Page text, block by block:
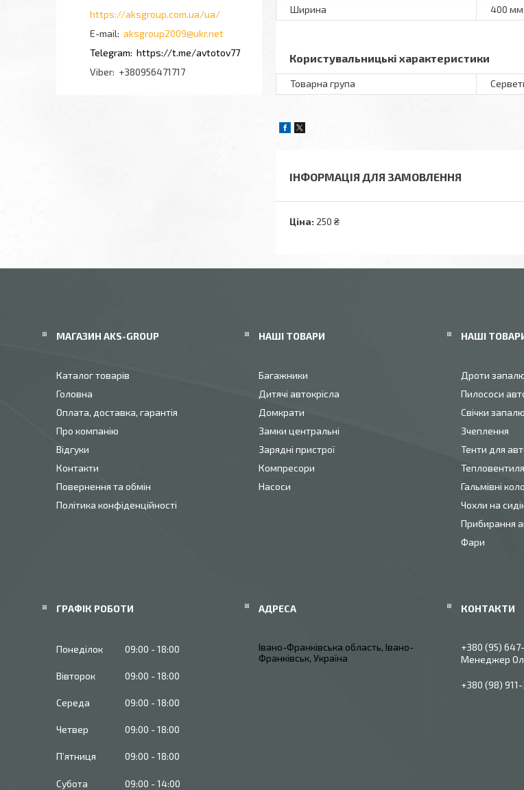
Ширина
400 мм
Користувальницькі характеристики
Товарна група
ІНФОРМАЦІЯ ДЛЯ ЗАМОВЛЕННЯ
Ціна: 250 ₴
https://aksgroup.com.ua/ua/
aksgroup2009@ukr.net
https://t.me/avtotov77
+380956471717
МАГАЗИН AKS-GROUP
Каталог товарів
Головна
Оплата, доставка, гарантія
Про компанію
Відгуки
Контакти
Повернення та обмін
Політика конфіденційності
НАШІ ТОВАРИ
Багажники
Дитячі автокрісла
Домкрати
Замки центральні
Зарядні пристрої
Компресори
Насоси
НАШІ
Дроти
Пилососи
Свічки
Зчеплення
Тенти для
Гальмівні
Чохли на
Прибирання
Фари
ГРАФІК РОБОТИ
Понеділок 09:00 18:00
Вівторок 09:00 18:00
Середа 09:00 18:00
Четвер 09:00 18:00
Пʼятниця 09:00 18:00
Субота 09:00 14:00
Івано-Франківська область, Івано-
Франківськ, Україна
+380 (95)
Менеджер
+380 (98)